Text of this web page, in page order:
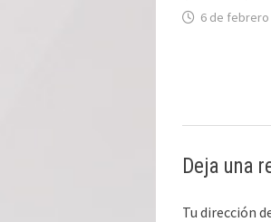
6 de febrero
Deja una
Tu dirección